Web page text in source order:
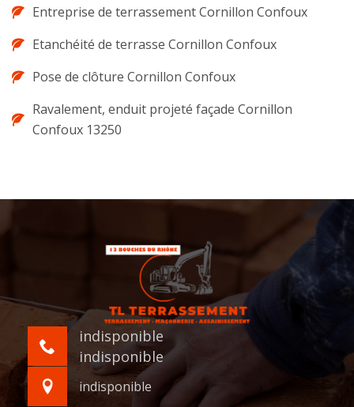
Entreprise de terrassement Cornillon Confoux
Etanchéité de terrasse Cornillon Confoux
Pose de clôture Cornillon Confoux
Ravalement, enduit projeté façade Cornillon
Confoux 13250
indisponible
indisponible
indisponible